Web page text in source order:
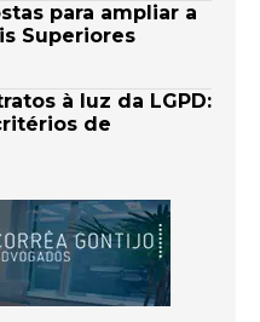
para ampliar a
Superiores
à luz da LGPD:
de